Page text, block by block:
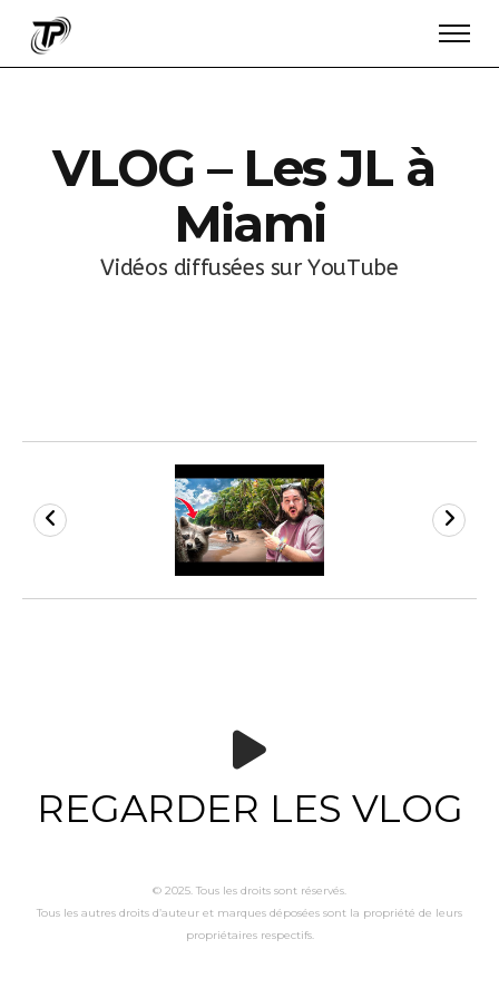
VLOG – Les JL à
Miami
Vidéos diffusées sur YouTube
REGARDER LES VLOG
© 2025. Tous les droits sont réservés.
Tous les autres droits d’auteur et marques déposées sont la propriété de leurs
propriétaires respectifs.